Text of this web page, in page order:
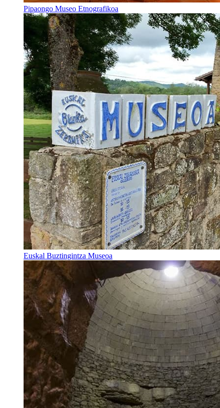
Pipaongo Museo Etnografikoa
Euskal Buztingintza Museoa